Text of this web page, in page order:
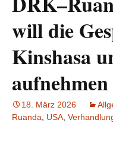
will die
Kinshasa
aufnehmen
18. März 2026
Ruanda
USA